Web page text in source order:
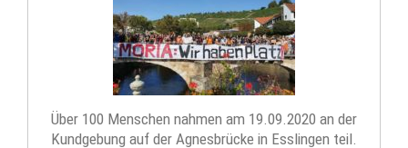
Über 100 Menschen nahmen am 19.09.2020 an der
Kundgebung auf der Agnesbrücke in Esslingen teil.